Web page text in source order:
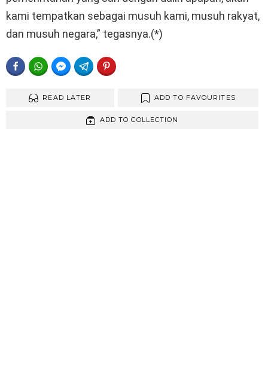
kami tempatkan sebagai musuh kami, musuh rakyat,
dan musuh negara,” tegasnya.(*)
FACEBOOKWHATSAPPFACEBOOK MESSENGER
TELEGRAM
READ LATER ADD TO FAVOURITES
ADD TO COLLECTION